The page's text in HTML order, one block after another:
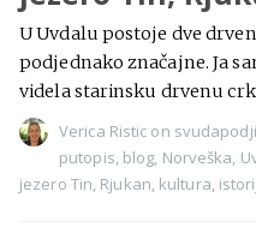
U Uvdalu postoje dve
podjednako značajne. Ja
videla starinsku drvenu
Verica Ristic on svudapodji
putopis blog Norveška
jezero Tin Rjukan kultura